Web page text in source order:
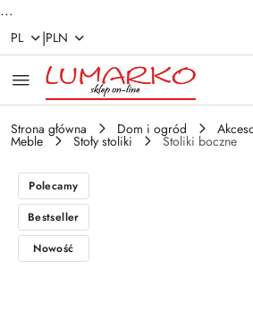
...
Przejdź do treści głównej
Przejdź do wyszukiwarki
Przejdź do moje konto
Przejdź do menu głównego
Przejdź do opisu produktu
Przejdź do stopki
PL |PLN
Strona główna Dom i ogród
Meble Stoły stoliki Stoliki boczne
Polecamy
Bestseller
Nowość